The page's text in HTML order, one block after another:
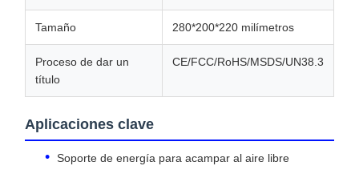
Tamaño 280*200*220 milímetros
Proceso de dar un
título
CE/FCC/RoHS/MSDS/UN38.3
Aplicaciones clave
Soporte de energía para acampar al aire libre